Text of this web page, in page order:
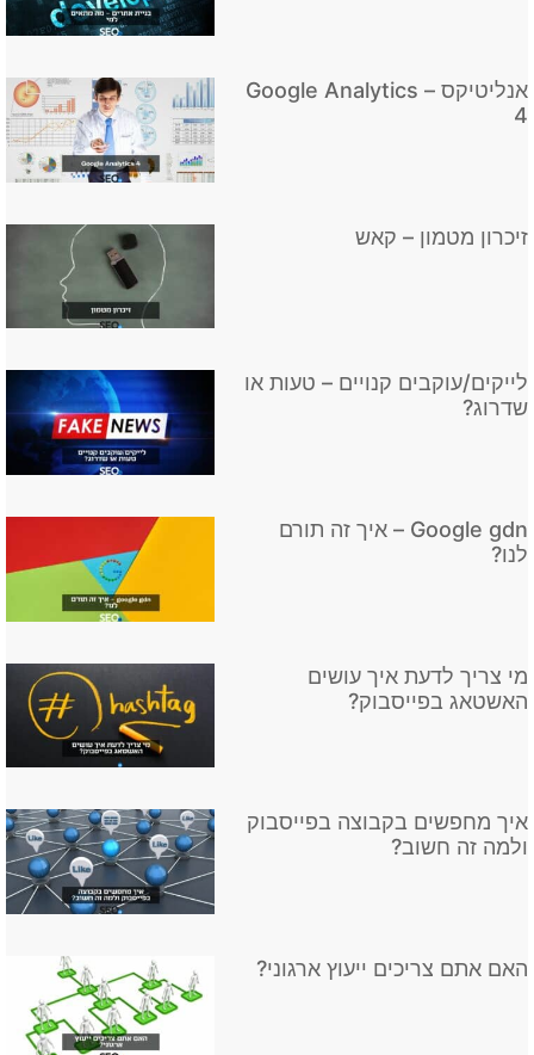
אנליטיקס – Google Analytics
4
זיכרון מטמון – קאש
לייקים/עוקבים קנויים – טעות או
שדרוג?
Google gdn – איך זה תורם
לנו?
מי צריך לדעת איך עושים
האשטאג בפייסבוק?
איך מחפשים בקבוצה בפייסבוק
ולמה זה חשוב?
האם אתם צריכים ייעוץ ארגוני?